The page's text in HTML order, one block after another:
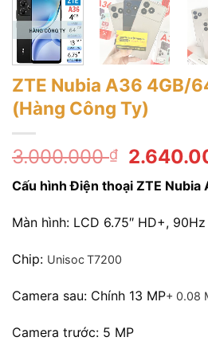
ZTE Nubia A36 4GB/
(Hàng Công Ty)
3.000.000₫
Giá
gốc
là:
Cấu hình Điện thoại ZTE Nubia
Màn hình: LCD 6.75″ HD+, 90Hz
Chip: Unisoc T7200
Camera sau: Chính 13 MP+ 0.08
Camera trước: 5 MP